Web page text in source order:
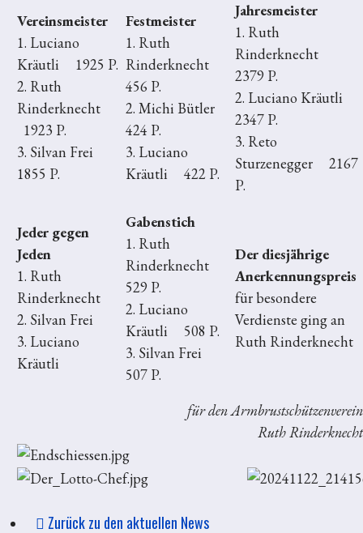
Vereinsmeister
1. Luciano
Kräutli 1925 P.
2. Ruth
Rinderknecht
1923 P.
3. Silvan Frei
1855 P.
Festmeister
1. Ruth
Rinderknecht
456 P.
2. Michi Bütler
424 P.
3. Luciano
Kräutli 422 P.
Jahresmeister
1. Ruth
Rinderknecht
2379 P.
2. Luciano Kräutli
2347 P.
3. Reto
Sturzenegger 2167
P.
Jeder gegen
Jeden
1. Ruth
Rinderknecht
2. Silvan Frei
3. Luciano
Kräutli
Gabenstich
1. Ruth
Rinderknecht
529 P.
2. Luciano
Kräutli 508 P.
3. Silvan Frei
507 P.
Der diesjährige
Anerkennungspreis
für besondere
Verdienste ging an
Ruth Rinderknecht
für den Armbrustschützenverein
Ruth Rinderknecht
Zurück zu den aktuellen News